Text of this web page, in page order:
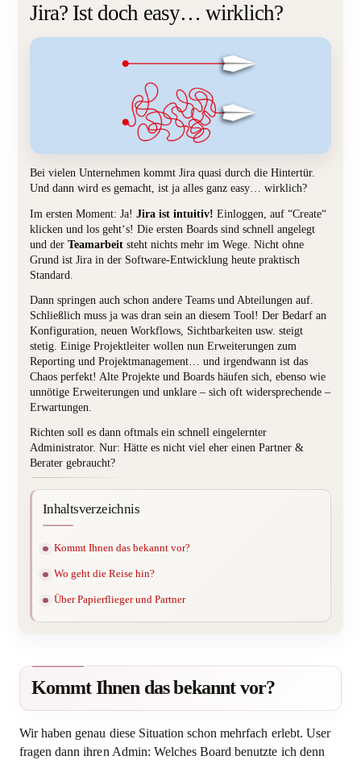
Jira? Ist doch easy… wirklich?
Bei vielen Unternehmen kommt Jira quasi durch die Hintertür.
Und dann wird es gemacht, ist ja alles ganz easy… wirklich?
Im ersten Moment: Ja! Jira ist intuitiv! Einloggen, auf “Create“
klicken und los geht‘s! Die ersten Boards sind schnell angelegt
und der Teamarbeitsteht nichts mehr im Wege. Nicht ohne
Grund ist Jira in der Software-Entwicklung heute praktisch
Standard.
Dann springen auch schon andere Teams und Abteilungen auf.
Schließlich muss ja was dran sein an diesem Tool! Der Bedarf an
Konfiguration, neuen Workflows, Sichtbarkeiten usw. steigt
stetig. Einige Projektleiter wollen nun Erweiterungen zum
Reporting und Projektmanagement… und irgendwann ist das
Chaos perfekt! Alte Projekte und Boards häufen sich, ebenso wie
unnötige Erweiterungen und unklare – sich oft widersprechende –
Erwartungen.
Richten soll es dann oftmals ein schnell eingelernter
Administrator. Nur: Hätte es nicht viel eher einen Partner &
Berater gebraucht?
Inhaltsverzeichnis
Kommt Ihnen das bekannt vor?
Wo geht die Reise hin?
Über Papierflieger und Partner
Kommt Ihnen das bekannt vor?
Wir haben genau diese Situation schon mehrfach erlebt. User
fragen dann ihren Admin: Welches Board benutzte ich denn